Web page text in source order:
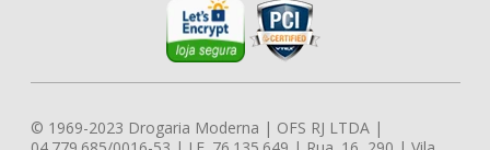
© 1969-2023 Drogaria Moderna | OFS RJ LTDA |